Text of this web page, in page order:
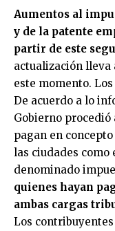
Aumentos al
y de la patente
partir de este
actualización lleva
este momento.
De acuerdo a lo
Gobierno procedió
pagan en
las ciudades como
denominado
quienes hayan
ambas cargas
Los